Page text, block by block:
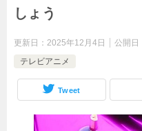
しょう
更新日： 2025年12月4日 公開日
テレビアニメ
Tweet